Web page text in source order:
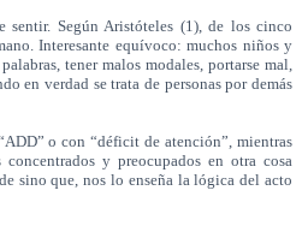
Según Aristóteles (1), de los cinco
Interesante equívoco: muchos niños y
tener malos modales, portarse mal,
en verdad se trata de personas por demás
o con “déficit de atención”, mientras
y preocupados en otra cosa
sino que, nos lo enseña la lógica del acto